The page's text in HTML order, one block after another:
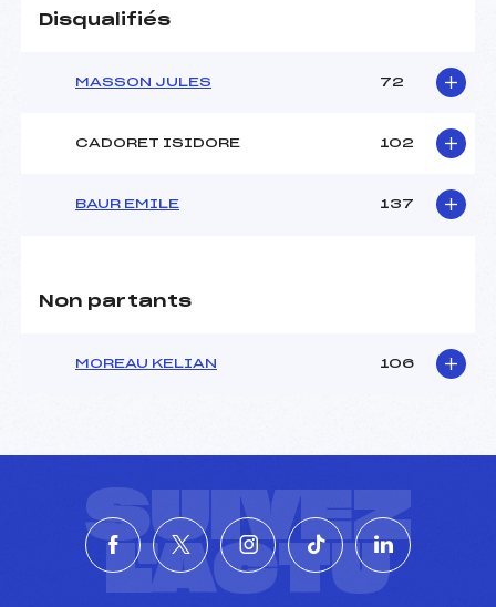
Disqualifiés
MASSON JULES 72
CADORET ISIDORE 102
BAUR EMILE 137
Non partants
MOREAU KELIAN 106
SUIVEZ
L'ACTU